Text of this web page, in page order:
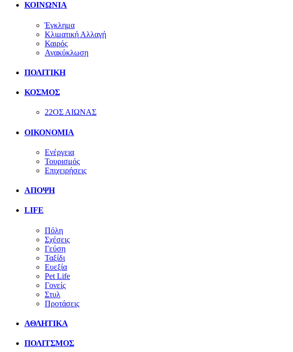
ΚΟΙΝΩΝΙΑ
Έγκλημα
Κλιματική Αλλαγή
Καιρός
Ανακύκλωση
ΠΟΛΙΤΙΚΗ
ΚΟΣΜΟΣ
22ΟΣ ΑΙΩΝΑΣ
ΟΙΚΟΝΟΜΙΑ
Ενέργεια
Τουρισμός
Επιχειρήσεις
ΑΠΟΨΗ
LIFE
Πόλη
Σχέσεις
Γεύση
Ταξίδι
Ευεξία
Pet Life
Γονείς
Στυλ
Προτάσεις
ΑΘΛΗΤΙΚΑ
ΠΟΛΙΤΣΜΟΣ